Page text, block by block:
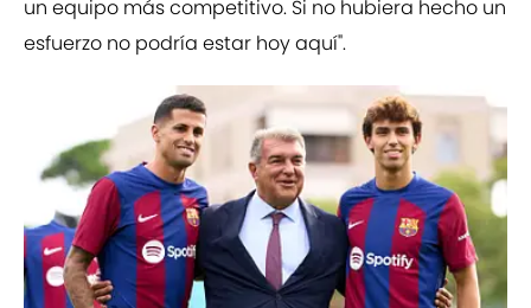
un equipo más competitivo. Si no hubiera hecho un
esfuerzo no podría estar hoy aquí".